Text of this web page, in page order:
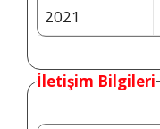
2021
İletişim Bilgileri